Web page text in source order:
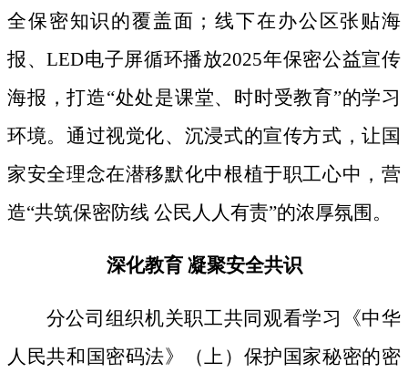
全保密知识的覆盖面；线下在办公区张贴海
报、LED电子屏循环播放2025年保密公益宣传
海报，打造“处处是课堂、时时受教育”的学习
环境。通过视觉化、沉浸式的宣传方式，让国
家安全理念在潜移默化中根植于职工心中，营
造“共筑保密防线 公民人人有责”的浓厚氛围。
深化教育凝聚安全共识
分公司组织机关职工共同观看学习《中华
人民共和国密码法》
（上）保护国家秘密的密